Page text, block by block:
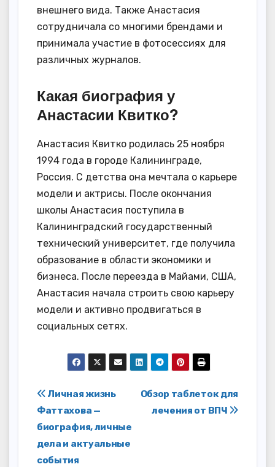
внешнего вида. Также Анастасия
сотрудничала со многими брендами и
принимала участие в фотосессиях для
различных журналов.
Какая биография у
Анастасии Квитко?
Анастасия Квитко родилась 25 ноября
1994 года в городе Калининграде,
Россия. С детства она мечтала о карьере
модели и актрисы. После окончания
школы Анастасия поступила в
Калининградский государственный
технический университет, где получила
образование в области экономики и
бизнеса. После переезда в Майами, США,
Анастасия начала строить свою карьеру
модели и активно продвигаться в
социальных сетях.
Навигация
по
записям
Обзор таблеток для
лечения от ВПЧ
Личная жизнь
Фаттахова —
биография, личные
дела и актуальные
события